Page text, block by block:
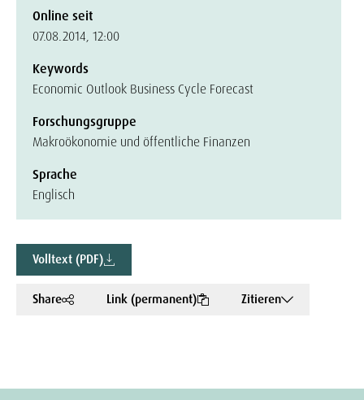
Online seit
07.08.2014, 12:00
Keywords
Economic Outlook Business Cycle Forecast
Forschungsgruppe
Makroökonomie und öffentliche Finanzen
Sprache
Englisch
Volltext (PDF)
Share Link (permanent) Zitieren